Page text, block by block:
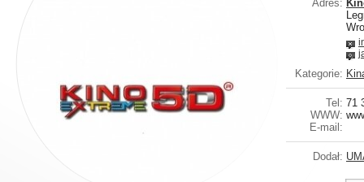
Adres:
Kategorie:
Tel: 71
WWW:
E-mail:
Dodał: